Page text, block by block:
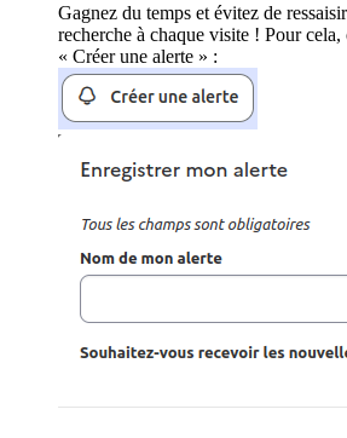
Gagnez du temps et évitez de
recherche à chaque visite ! Pour
« Créer une alerte » :